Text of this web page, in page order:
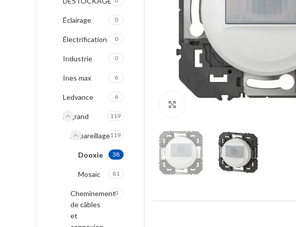
Éclairage 0
Électrification 0
Industrie 0
Ines max 6
Ledvance 6
Legrand 119
Appareillage119
Dooxie 38
Mosaïc 81
Cheminement
de câbles
et
0